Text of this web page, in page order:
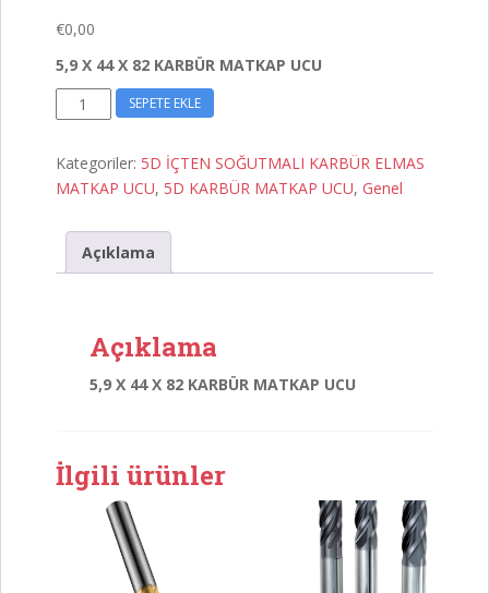
€0,00
5,9 X 44 X 82 KARBÜR MATKAP UCU
X
X
82
MATKAP
UCU
SEPETE EKLE
Kategoriler: 5D İÇTEN SOĞUTMALI KARBÜR ELMAS
MATKAP UCU, 5D KARBÜR MATKAP UCU, Genel
Açıklama
Açıklama
5,9 X 44 X 82 KARBÜR MATKAP UCU
İlgili ürünler